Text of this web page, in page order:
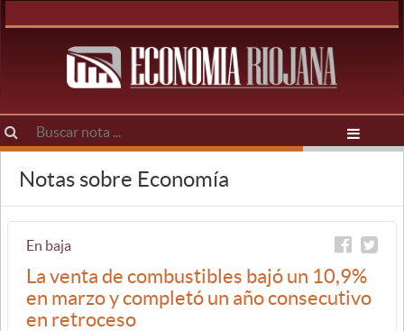
Notas sobre Economía
En baja
La venta de combustibles bajó un 10,9%
en marzo y completó un año consecutivo
en retroceso